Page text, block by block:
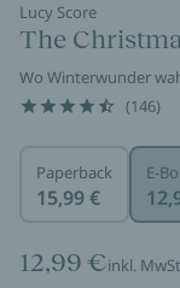
Lucy Score
The
Wo Winterwunder
(146)
Paperback
15,99 €
E-
12,99 €inkl.